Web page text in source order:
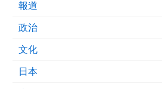
報道
政治
文化
日本